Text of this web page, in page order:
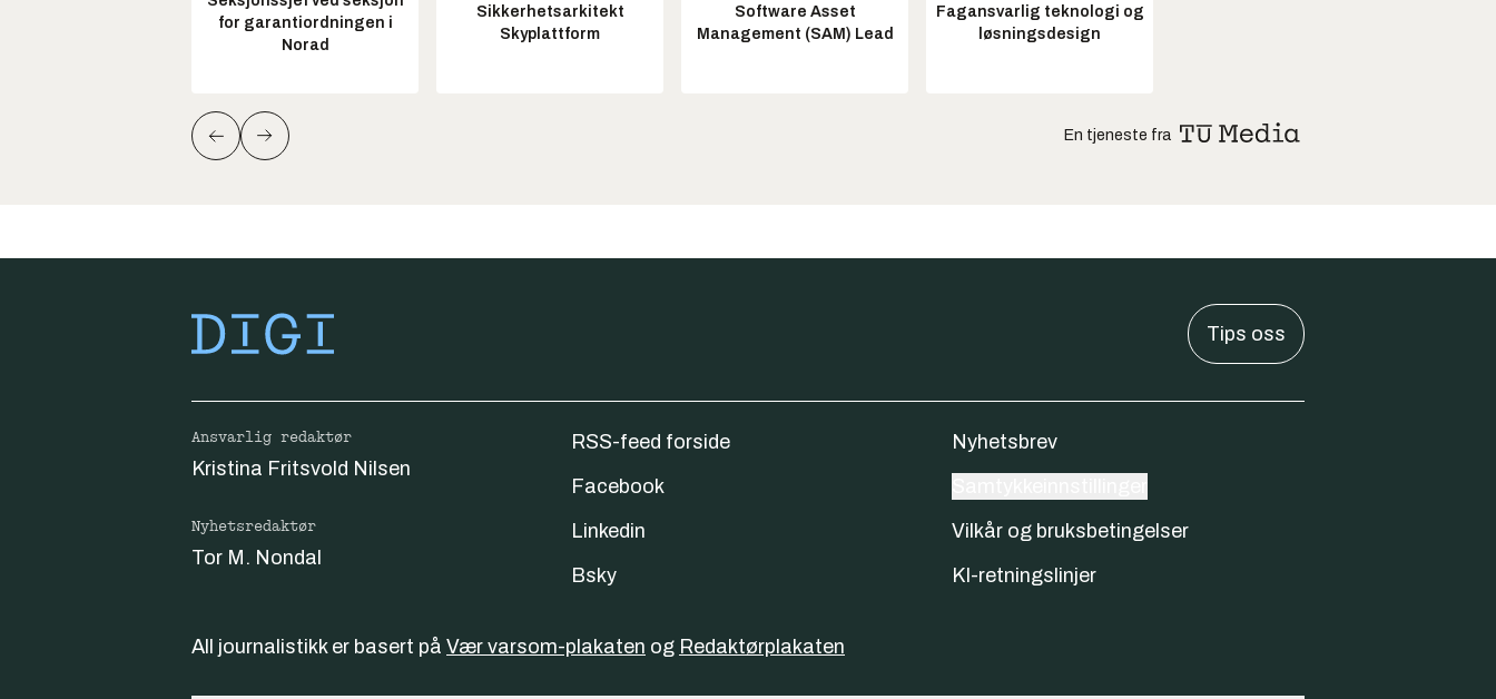
for garantiordningen i
Norad
Sikkerhetsarkitekt
Skyplattform
Software Asset
Management (SAM) Lead
Fagansvarlig teknologi og
løsningsdesign
En tjeneste fra
Tips oss
Ansvarlig redaktør
Kristina Fritsvold Nilsen
Nyhetsredaktør
Tor M. Nondal
RSS-feed forside
Facebook
Linkedin
Bsky
Nyhetsbrev
Vilkår og bruksbetingelser
KI-retningslinjer
All journalistikk er basert på Vær varsom-plakaten og Redaktørplakaten